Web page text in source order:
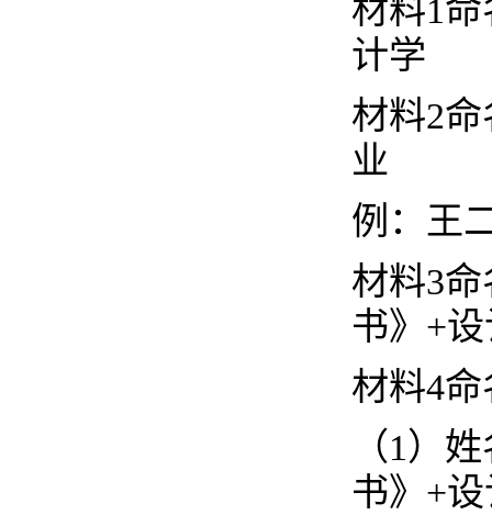
材料1
计学
材料2
业
例：王
材料3
书》+
材料4命
（1）
书》+